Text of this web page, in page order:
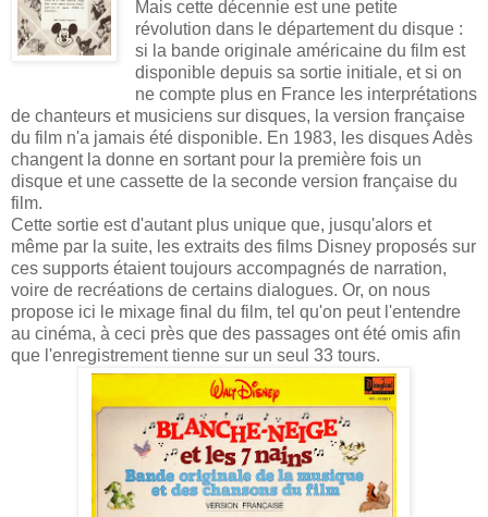
Mais cette décennie est une petite
révolution dans le département du disque :
si la bande originale américaine du film est
disponible depuis sa sortie initiale, et si on
ne compte plus en France les interprétations
de chanteurs et musiciens sur disques, la version française
du film n'a jamais été disponible. En 1983, les disques Adès
changent la donne en sortant pour la première fois un
disque et une cassette de la seconde version française du
film.
Cette sortie est d'autant plus unique que, jusqu'alors et
même par la suite, les extraits des films Disney proposés sur
ces supports étaient toujours accompagnés de narration,
voire de recréations de certains dialogues. Or, on nous
propose ici le mixage final du film, tel qu'on peut l'entendre
au cinéma, à ceci près que des passages ont été omis afin
que l'enregistrement tienne sur un seul 33 tours.